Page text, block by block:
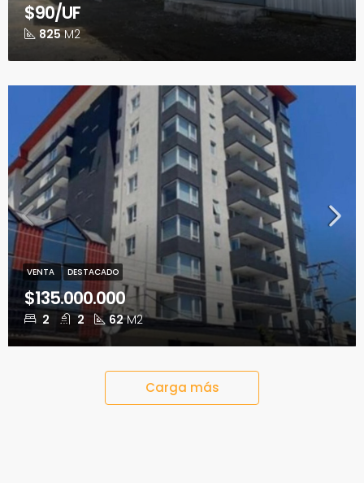
825 M2
$90/UF
2 2 62 M2
$135.000.000
VENTA DESTACADO
Carga más